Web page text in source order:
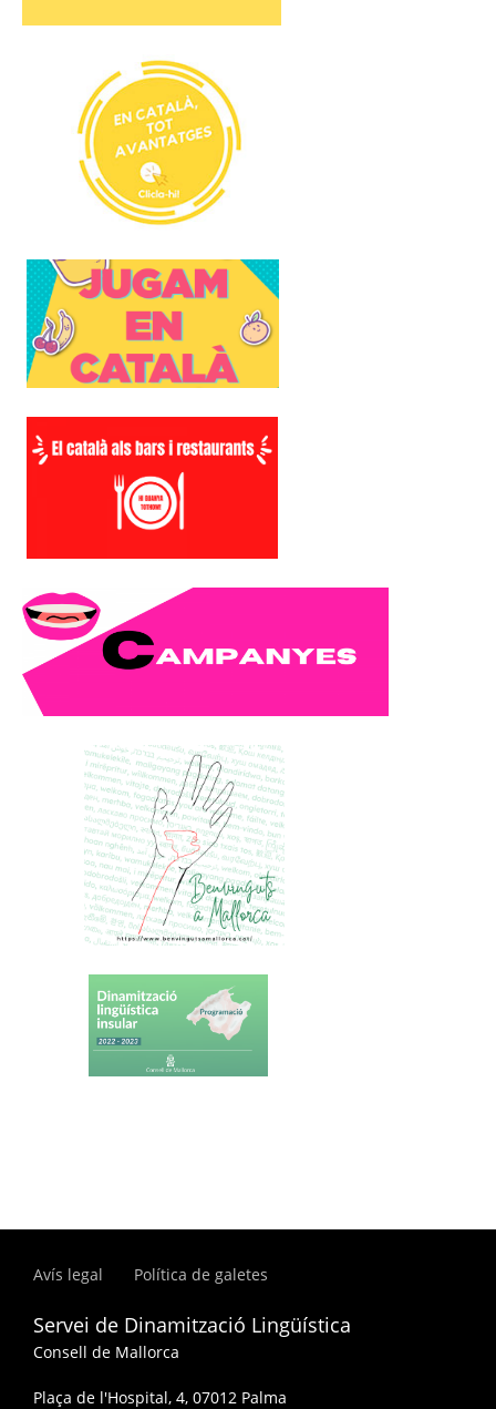
Avís legal Política de galetes
Servei de Dinamització Lingüística
Consell de Mallorca
Plaça de l'Hospital, 4, 07012 Palma